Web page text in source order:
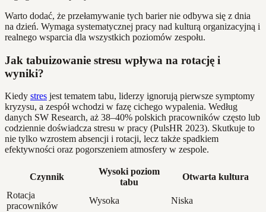
Warto dodać, że przełamywanie tych barier nie odbywa się z dnia
na dzień. Wymaga systematycznej pracy nad kulturą organizacyjną i
realnego wsparcia dla wszystkich poziomów zespołu.
Jak tabuizowanie stresu wpływa na rotację i
wyniki?
Kiedy stres jest tematem tabu, liderzy ignorują pierwsze symptomy
kryzysu, a zespół wchodzi w fazę cichego wypalenia. Według
danych SW Research, aż 38–40% polskich pracowników często lub
codziennie doświadcza stresu w pracy (PulsHR 2023). Skutkuje to
nie tylko wzrostem absencji i rotacji, lecz także spadkiem
efektywności oraz pogorszeniem atmosfery w zespole.
Czynnik
Wysoki poziom
tabu
Otwarta kultura
Rotacja
pracowników
Wysoka
Niska